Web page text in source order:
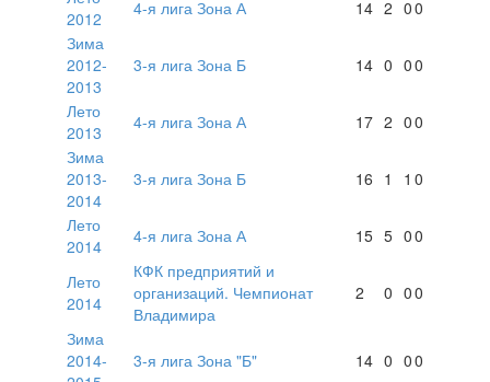
2012
4-я лига Зона А 14 2 00
Зима
2012-
2013
3-я лига Зона Б 14 0 00
Лето
2013
4-я лига Зона А 17 2 00
Зима
2013-
2014
3-я лига Зона Б 16 1 1 0
Лето
2014
4-я лига Зона А 15 5 00
Лето
2014
КФК предприятий и
организаций. Чемпионат
Владимира
2 0 00
Зима
2014-
3-я лига Зона "Б" 14 0 00